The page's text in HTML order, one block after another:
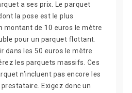
a ses prix. Le parquet
la pose est le plus
montant de 10 euros le mètre
pour un parquet flottant.
dans les 50 euros le mètre
les parquets massifs. Ces
n’incluent pas encore les
Exigez donc un